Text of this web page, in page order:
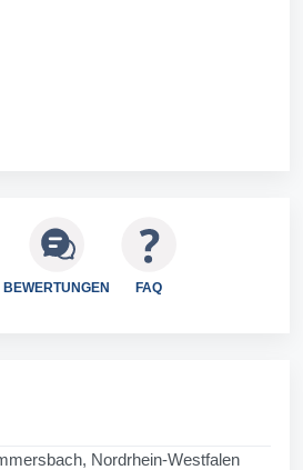
BEWERTUNGEN FAQ
Nordrhein-Westfalen